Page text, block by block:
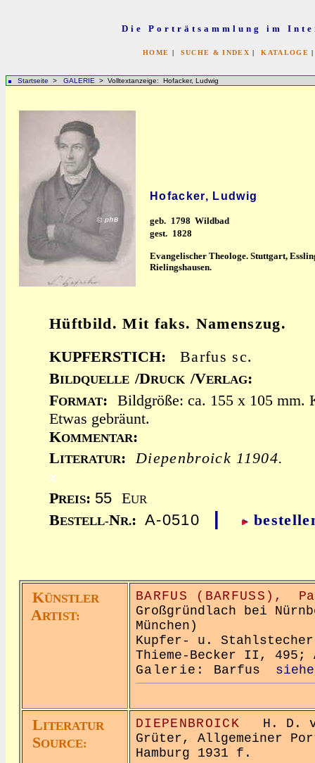
Die Porträtsammlung im
HOME | SUCHE & INDEX |KATALOGE
Startseite > GALERIE > Volltextanzeige: Hofacker, Ludwig
Hofacker, Ludwig
geb. 1798 Wildbad
gest. 1828
Evangelischer Theologe. Stuttgart,
Rielingshausen.
Hüftbild. Mit faks. Namenszug.
KUPFERSTICH:
Barfus sc.
BILDQUELLE /DRUCK /VERLAG:
FORMAT:
Bildgröße: ca. 155 x 105 mm.
Etwas gebräunt.
KOMMENTAR:
LITERATUR: Diepenbroick 11904.
x
PREIS: 55 EUR
BESTELL-NR.: A-0510
KÜNSTLER
ARTIST:
BARFUS (BARFUSS),
Großgründlach bei
München)
Kupfer- u.
Thieme-Becker II, 495;
Galerie: Barfus
LITERATUR
SOURCE:
DIEPENBROICK H. D.
Grüter, Allgemeiner
Hamburg 1931 f.